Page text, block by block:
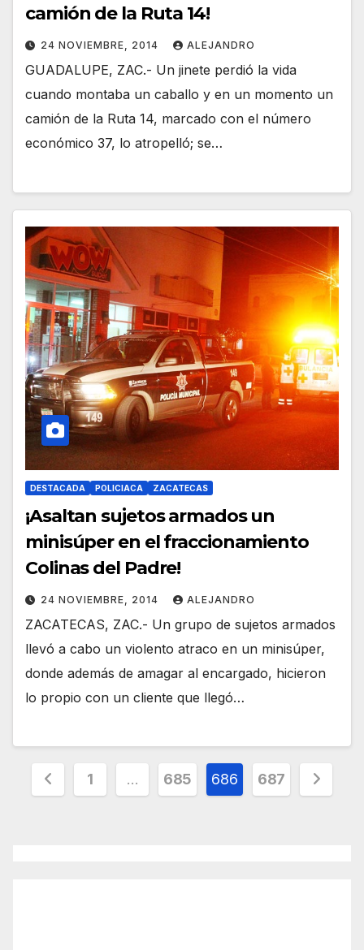
camión de la Ruta 14!
24 NOVIEMBRE, 2014 ALEJANDRO
GUADALUPE, ZAC.- Un jinete perdió la vida
cuando montaba un caballo y en un momento un
camión de la Ruta 14, marcado con el número
económico 37, lo atropelló; se…
DESTACADA POLICIACA ZACATECAS
¡Asaltan sujetos armados un
minisúper en el fraccionamiento
Colinas del Padre!
24 NOVIEMBRE, 2014 ALEJANDRO
ZACATECAS, ZAC.- Un grupo de sujetos armados
llevó a cabo un violento atraco en un minisúper,
donde además de amagar al encargado, hicieron
lo propio con un cliente que llegó…
Paginación
1 … 685 686 687